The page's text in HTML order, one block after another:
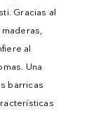
Gracias al
al
Una
barricas